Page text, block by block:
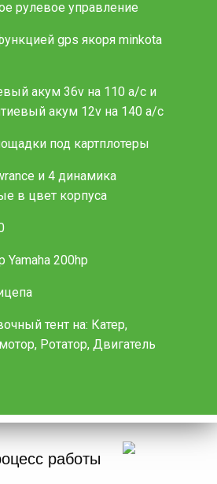
рулевое управление
gps якоря minkota
акум 36v на 110 а/с и
акум 12v на 140 а/с
под картплотеры
и 4 динамика
в цвет корпуса
Yamaha 200hp
тент на: Катер,
Ротатор, Двигатель
работы